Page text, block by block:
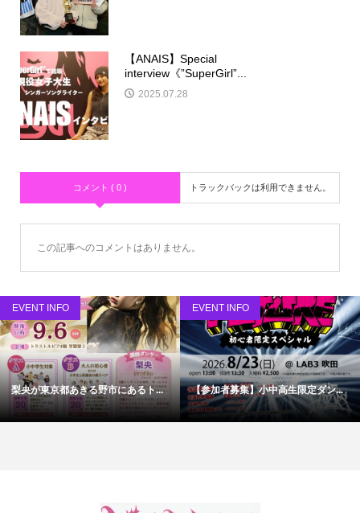
【ANAIS】Special
interview《”SuperGirl”...
2025.07.28
コメント ( 0 ) トラックバックは利用できません。
この記事へのコメントはありません。
EVENT INFO
梨央が東京都あきる野市にあるト...
EVENT INFO
【参加者募集】小中高生限定ダン...